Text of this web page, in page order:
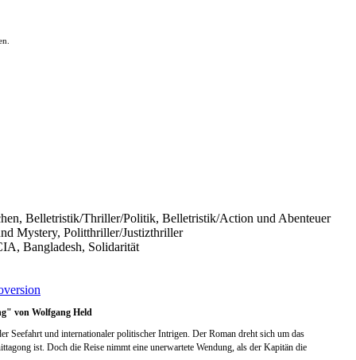
Belletristik/Thriller/Politik, Belletristik/Action und Abenteuer
Mystery, Politthriller/Justizthriller
Bangladesh, Solidarität
von Wolfgang Held
und internationaler politischer Intrigen. Der Roman dreht sich um das
ist. Doch die Reise nimmt eine unerwartete Wendung, als der Kapitän die